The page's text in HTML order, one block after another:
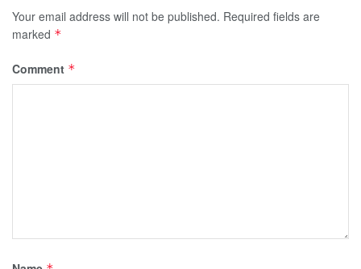
Your email address will not be published. Required fields are
marked *
Comment *